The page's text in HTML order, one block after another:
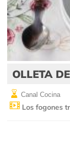
OLLETA
Canal Cocina
Los fogones